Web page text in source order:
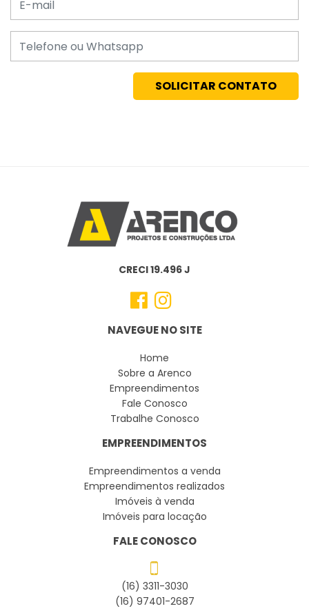
CRECI 19.496 J
NAVEGUE NO SITE
Home
Sobre a Arenco
Empreendimentos
Fale Conosco
Trabalhe Conosco
EMPREENDIMENTOS
Empreendimentos a venda
Empreendimentos realizados
Imóveis à venda
Imóveis para locação
FALE CONOSCO
(16) 3311-3030
(16) 97401-2687